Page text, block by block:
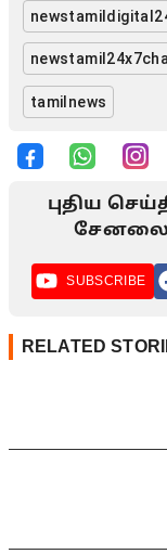
tamilnews
புதிய
சேனலை
SUBSCRIBE
RELATED